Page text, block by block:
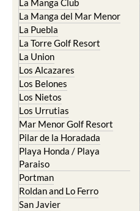
La Manga Club
La Manga del Mar Menor
La Puebla
La Torre Golf Resort
La Union
Los Alcazares
Los Belones
Los Nietos
Los Urrutias
Mar Menor Golf Resort
Pilar de la Horadada
Playa Honda / Playa
Paraiso
Portman
Roldan and Lo Ferro
San Javier